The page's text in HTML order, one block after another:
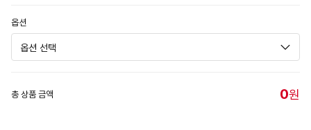
옵션
총 상품 금액 0원